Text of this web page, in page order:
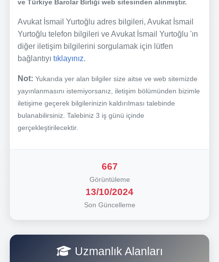
ve Türkiye Barolar Birliği web sitesinden alınmıştır.
Avukat İsmail Yurtoğlu adres bilgileri, Avukat İsmail
Yurtoğlu telefon bilgileri ve Avukat İsmail Yurtoğlu 'ın
diğer iletişim bilgilerini sorgulamak için lütfen
bağlantıyı tıklayınız.
Not: Yukarıda yer alan bilgiler size aitse ve web sitemizde
yayınlanmasını istemiyorsanız, iletişim bölümünden bizimle
iletişime geçerek bilgilerinizin kaldırılması talebinde
bulanabilirsiniz. Talebiniz 3 iş günü içinde
gerçekleştirilecektir.
667
Görüntüleme
13/10/2024
Son Güncelleme
Uzmanlık Alanları